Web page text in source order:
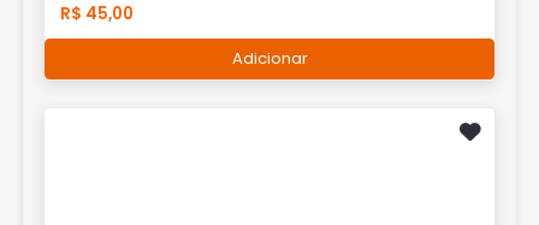
R$ 45,00
Adicionar